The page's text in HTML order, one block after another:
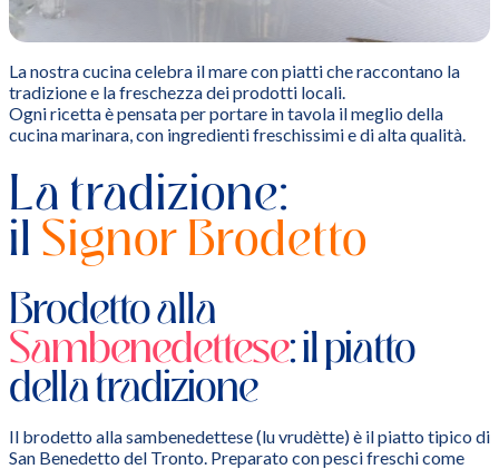
La nostra cucina celebra il mare con piatti che raccontano la
tradizione e la freschezza dei prodotti locali.
Ogni ricetta è pensata per portare in tavola il meglio della
cucina marinara, con ingredienti freschissimi e di alta qualità.
La tradizione:
ilSignor Brodetto
Brodetto alla
Sambenedettese: il piatto
della tradizione
Il brodetto alla sambenedettese (lu vrudètte) è il piatto tipico di
San Benedetto del Tronto. Preparato con pesci freschi come